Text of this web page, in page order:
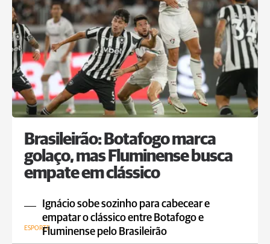
Brasileirão: Botafogo marca
golaço, mas Fluminense busca
empate em clássico
Ignácio sobe sozinho para cabecear e
empatar o clássico entre Botafogo e
Fluminense pelo Brasileirão
ESPORTE